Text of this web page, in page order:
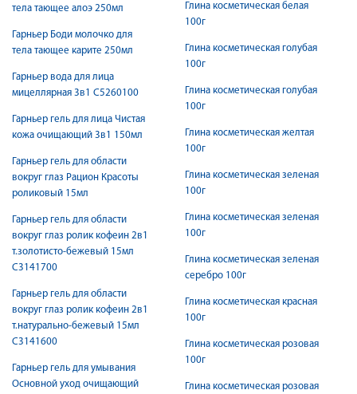
тела тающее алоэ 250мл
Гарньер Боди молочко для
тела тающее карите 250мл
Гарньер вода для лица
мицеллярная 3в1 С5260100
Гарньер гель для лица Чистая
кожа очищающий 3в1 150мл
Гарньер гель для области
вокруг глаз Рацион Красоты
роликовый 15мл
Гарньер гель для области
вокруг глаз ролик кофеин 2в1
т.золотисто-бежевый 15мл
C3141700
Гарньер гель для области
вокруг глаз ролик кофеин 2в1
т.натурально-бежевый 15мл
С3141600
Гарньер гель для умывания
Основной уход очищающий
Глина косметическая белая
100г
Глина косметическая голубая
100г
Глина косметическая голубая
100г
Глина косметическая желтая
100г
Глина косметическая зеленая
100г
Глина косметическая зеленая
100г
Глина косметическая зеленая
серебро 100г
Глина косметическая красная
100г
Глина косметическая розовая
100г
Глина косметическая розовая